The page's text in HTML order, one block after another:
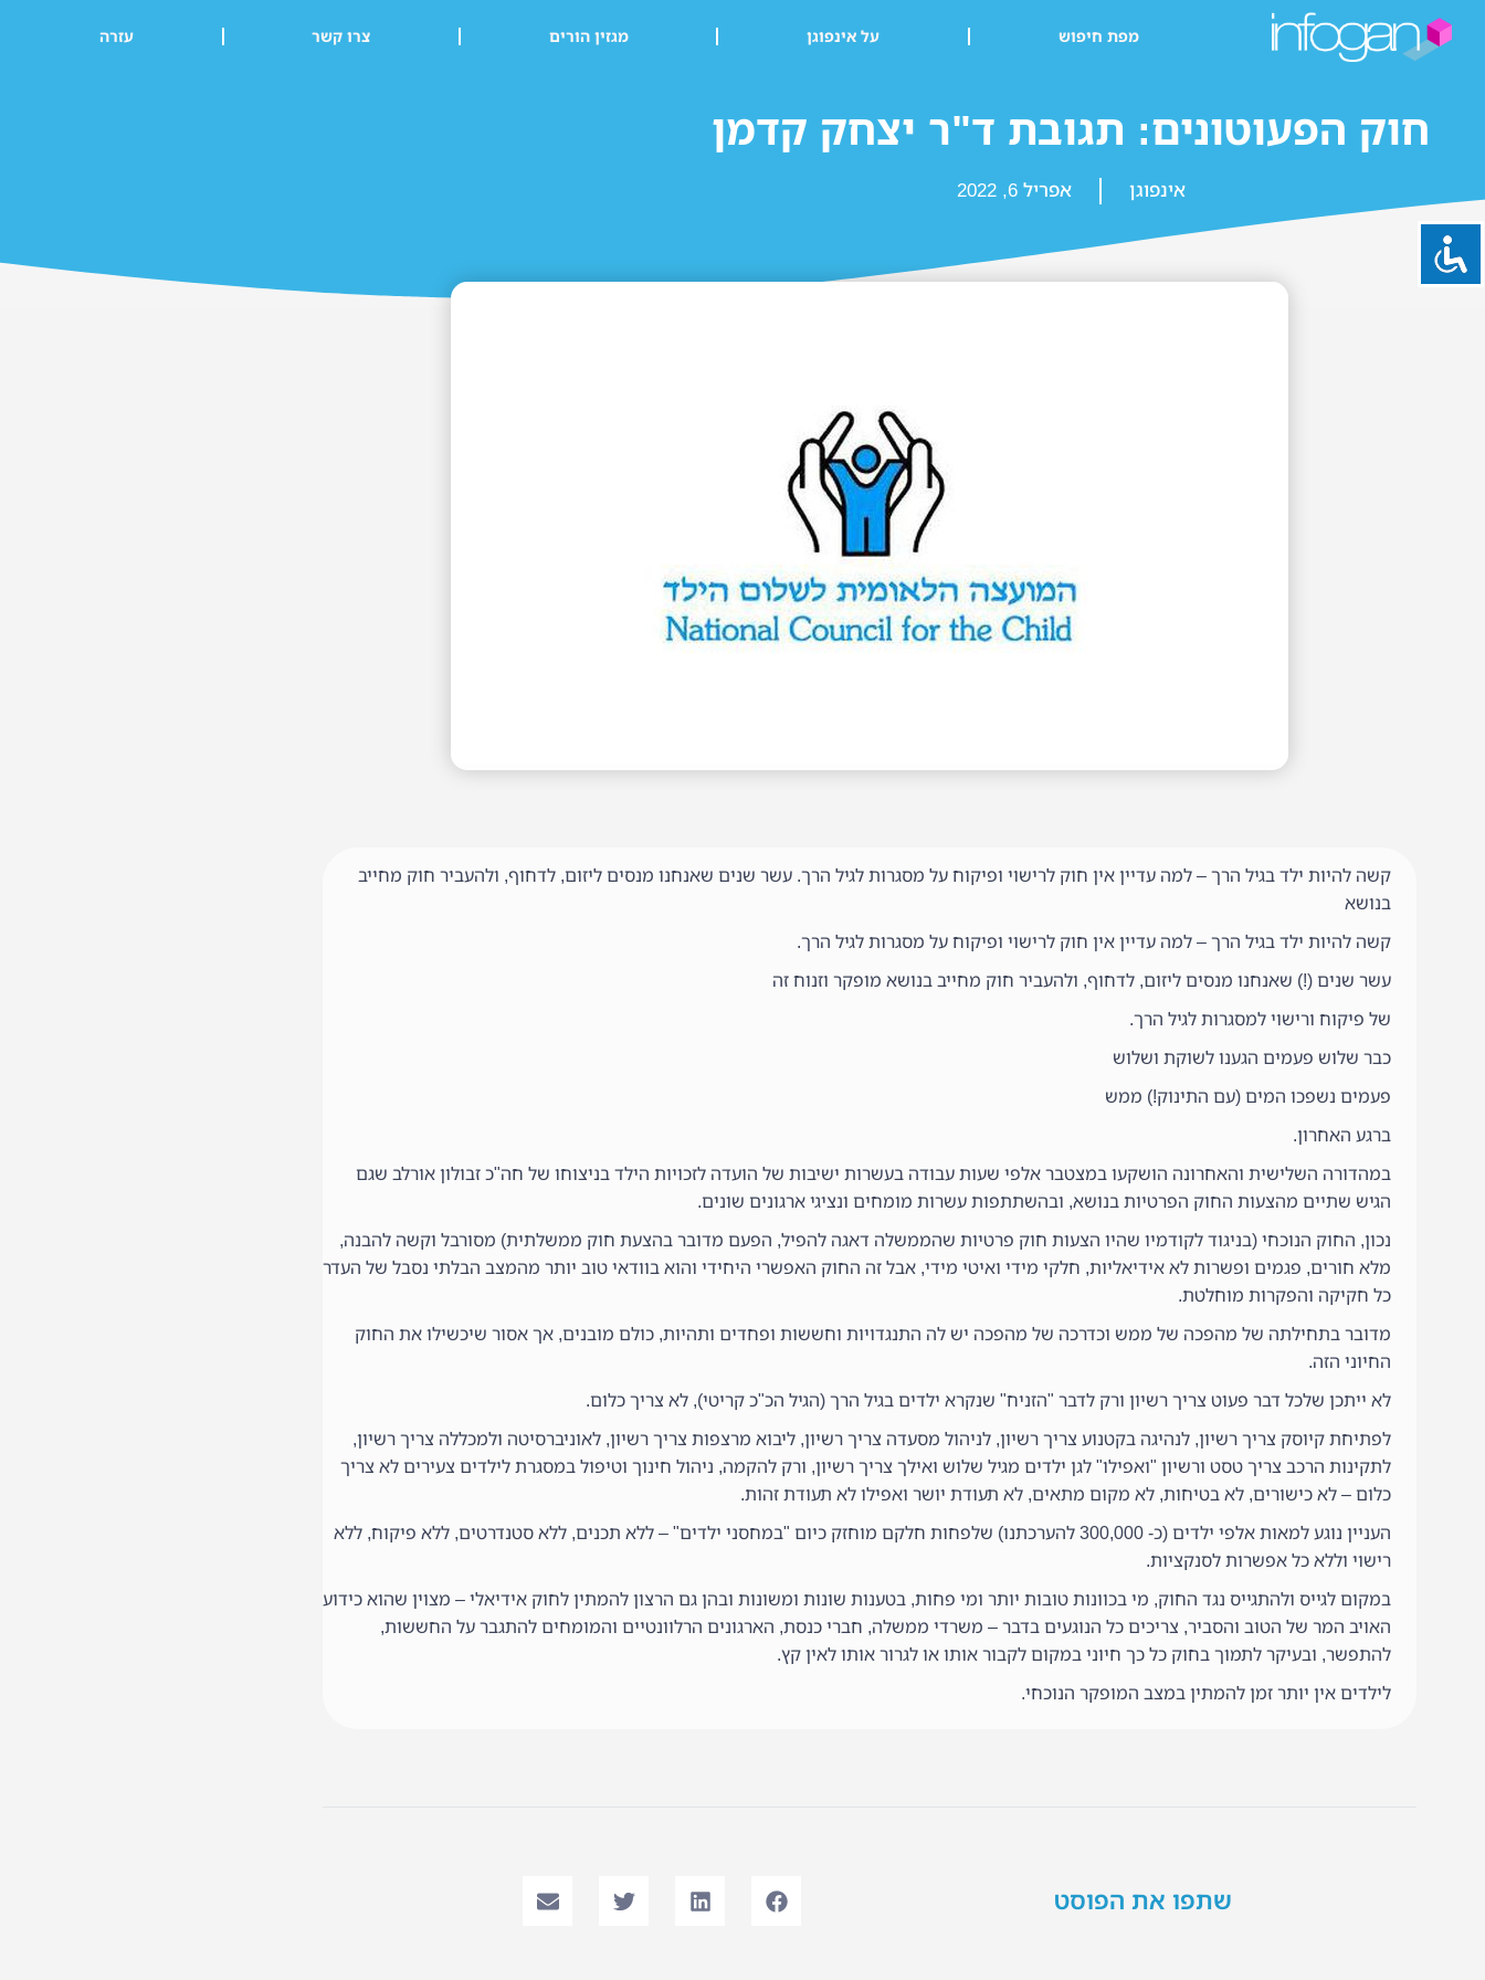
מפת חיפוש על אינפוגן מגזין הורים צרו קשר עזרה
חוק הפעוטונים: תגובת ד"ר יצחק קדמן
אינפוגן אפריל 6, 2022
קשה להיות ילד בגיל הרך – למה עדיין אין חוק לרישוי ופיקוח על מסגרות לגיל הרך. עשר שנים שאנחנו מנסים ליזום, לדחוף, ולהעביר חוק מחייב
בנושא
קשה להיות ילד בגיל הרך – למה עדיין אין חוק לרישוי ופיקוח על מסגרות לגיל הרך.
עשר שנים (!) שאנחנו מנסים ליזום, לדחוף, ולהעביר חוק מחייב בנושא מופקר וזנוח זה
של פיקוח ורישוי למסגרות לגיל הרך.
כבר שלוש פעמים הגענו לשוקת ושלוש
פעמים נשפכו המים (עם התינוק!) ממש
ברגע האחרון.
במהדורה השלישית והאחרונה הושקעו במצטבר אלפי שעות עבודה בעשרות ישיבות של הועדה לזכויות הילד בניצוחו של חה"כ זבולון אורלב שגם
הגיש שתיים מהצעות החוק הפרטיות בנושא, ובהשתתפות עשרות מומחים ונציגי ארגונים שונים.
נכון, החוק הנוכחי (בניגוד לקודמיו שהיו הצעות חוק פרטיות שהממשלה דאגה להפיל, הפעם מדובר בהצעת חוק ממשלתית) מסורבל וקשה להבנה,
מלא חורים, פגמים ופשרות לא אידיאליות, חלקי מידי ואיטי מידי, אבל זה החוק האפשרי היחידי והוא בוודאי טוב יותר מהמצב הבלתי נסבל של העדר
כל חקיקה והפקרות מוחלטת.
מדובר בתחילתה של מהפכה של ממש וכדרכה של מהפכה יש לה התנגדויות וחששות ופחדים ותהיות, כולם מובנים, אך אסור שיכשילו את החוק
החיוני הזה.
לא ייתכן שלכל דבר פעוט צריך רשיון ורק לדבר "הזניח" שנקרא ילדים בגיל הרך (הגיל הכ"כ קריטי), לא צריך כלום.
לפתיחת קיוסק צריך רשיון, לנהיגה בקטנוע צריך רשיון, לניהול מסעדה צריך רשיון, ליבוא מרצפות צריך רשיון, לאוניברסיטה ולמכללה צריך רשיון,
לתקינות הרכב צריך טסט ורשיון "ואפילו" לגן ילדים מגיל שלוש ואילך צריך רשיון, ורק להקמה, ניהול חינוך וטיפול במסגרת לילדים צעירים לא צריך
כלום – לא כישורים, לא בטיחות, לא מקום מתאים, לא תעודת יושר ואפילו לא תעודת זהות.
העניין נוגע למאות אלפי ילדים (כ- 300,000 להערכתנו) שלפחות חלקם מוחזק כיום "במחסני ילדים" – ללא תכנים, ללא סטנדרטים, ללא פיקוח, ללא
רישוי וללא כל אפשרות לסנקציות.
במקום לגייס ולהתגייס נגד החוק, מי בכוונות טובות יותר ומי פחות, בטענות שונות ומשונות ובהן גם הרצון להמתין לחוק אידיאלי – מצוין שהוא כידוע
האויב המר של הטוב והסביר, צריכים כל הנוגעים בדבר – משרדי ממשלה, חברי כנסת, הארגונים הרלוונטיים והמומחים להתגבר על החששות,
להתפשר, ובעיקר לתמוך בחוק כל כך חיוני במקום לקבור אותו או לגרור אותו לאין קץ.
לילדים אין יותר זמן להמתין במצב המופקר הנוכחי.
שתפו את הפוסט